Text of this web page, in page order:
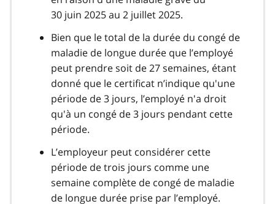
30 juin 2025 au 2 juillet 2025.
Bien que le total de la durée du congé de
maladie de longue durée que l’employé
peut prendre soit de 27 semaines, étant
donné que le certificat n’indique qu'une
période de 3 jours, l’employé n'a droit
qu'à un congé de 3 jours pendant cette
période.
L’employeur peut considérer cette
période de trois jours comme une
semaine complète de congé de maladie
de longue durée prise par l’employé.